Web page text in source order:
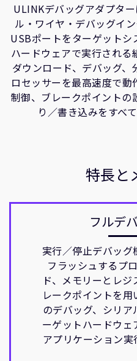
セキュリティ脆弱性の
グローバル本社
110 Fulbourn Road
Cambridge, UK
CB1 9NJ
Tel: + 44(1223) 400 400
Fax: + 44(1223) 400 410
ULINKデバッグアダプタ
ル・ワイヤ・デバッグイ
USBポートをターゲット
ハードウェアで実行され
ダウンロード、デバッグ
ロセッサーを最高速度で
制御、ブレークポイント
り／書き込みをすべ
特長と
フルデ
実行／停止デバッ
フラッシュするプ
ド、メモリーとレ
レークポイントを
のデバッグ、シリ
ーゲットハードウ
アプリケーション実